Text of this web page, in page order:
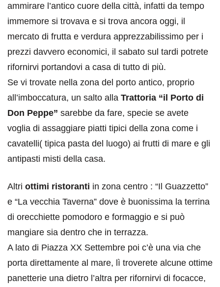
ammirare l’antico cuore della città, infatti da tempo
immemore si trovava e si trova ancora oggi, il
mercato di frutta e verdura apprezzabilissimo per i
prezzi davvero economici, il sabato sul tardi potrete
rifornirvi portandovi a casa di tutto di più.
Se vi trovate nella zona del porto antico, proprio
all’imboccatura, un salto alla Trattoria “il Porto di
Don Peppe” sarebbe da fare, specie se avete
voglia di assaggiare piatti tipici della zona come i
cavatelli( tipica pasta del luogo) ai frutti di mare e gli
antipasti misti della casa.
Altri ottimi ristoranti in zona centro : “Il Guazzetto”
e “La vecchia Taverna” dove è buonissima la terrina
di orecchiette pomodoro e formaggio e si può
mangiare sia dentro che in terrazza.
A lato di Piazza XX Settembre poi c’è una via che
porta direttamente al mare, lì troverete alcune ottime
panetterie una dietro l’altra per rifornirvi di focacce,